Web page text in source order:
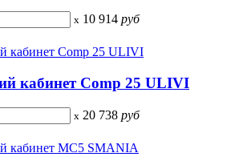
x 10 914 руб
кабинет Comp 25 ULIVI
x 20 738 руб